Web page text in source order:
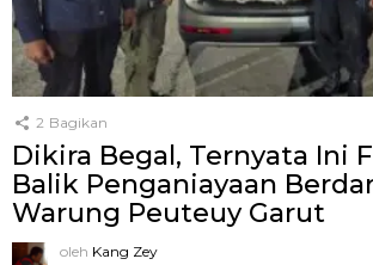
2 Bagikan
Dikira Begal, Ternyata Ini
Balik Penganiayaan
Warung Peuteuy Garut
oleh Kang Zey